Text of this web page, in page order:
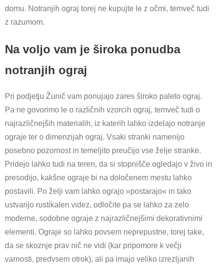
domu. Notranjih ograj torej ne kupujte le z očmi, temveč tudi
z razumom.
Na voljo vam je široka ponudba
notranjih ograj
Pri podjetju Žunič vam ponujajo zares široko paleto ograj.
Pa ne govorimo le o različnih vzorcih ograj, temveč tudi o
najrazličnejših materialih, iz katerih lahko izdelajo notranje
ograje ter o dimenzijah ograj. Vsaki stranki namenijo
posebno pozornost in temeljito preučijo vse želje stranke.
Pridejo lahko tudi na teren, da si stopnišče ogledajo v živo in
presodijo, kakšne ograje bi na določenem mestu lahko
postavili. Po želji vam lahko ograjo »postarajo« in tako
ustvarijo rustikalen videz, odločite pa se lahko za zelo
moderne, sodobne ograje z najrazličnejšimi dekorativnimi
elementi. Ograje so lahko povsem neprepustne, torej take,
da se skoznje prav nič ne vidi (kar pripomore k večji
varnosti, predvsem otrok), ali pa imajo veliko izrezljanih